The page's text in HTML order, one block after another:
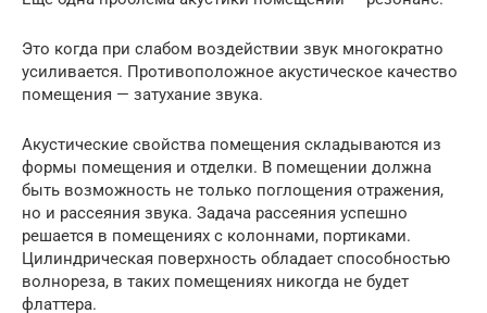
Это когда при слабом воздействии звук многократно
усиливается. Противоположное акустическое качество
помещения — затухание звука.
Акустические свойства помещения складываются из
формы помещения и отделки. В помещении должна
быть возможность не только поглощения отражения,
но и рассеяния звука. Задача рассеяния успешно
решается в помещениях с колоннами, портиками.
Цилиндрическая поверхность обладает способностью
волнореза, в таких помещениях никогда не будет
флаттера.